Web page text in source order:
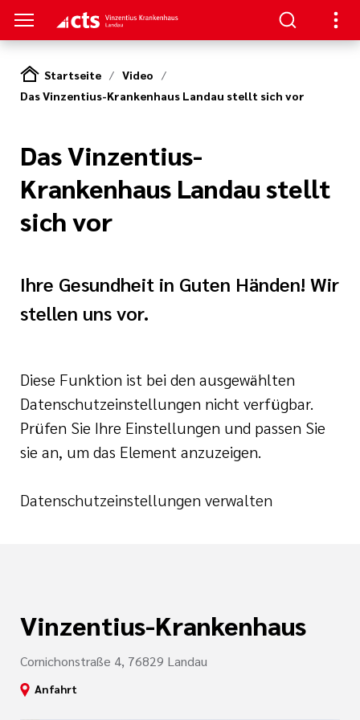
und
und
und Plastische
Geburtshilfe
I
II
in der
| OFFENE STELLEN
katholischen
der cts
Startseite
Video
Das Vinzentius-Krankenhaus Landau stellt sich vor
Das Vinzentius-
Krankenhaus Landau stellt
sich vor
Ihre Gesundheit in Guten Händen! Wir
stellen uns vor.
Diese Funktion ist bei den ausgewählten
Datenschutzeinstellungen nicht verfügbar.
Prüfen Sie Ihre Einstellungen und passen Sie
sie an, um das Element anzuzeigen.
Datenschutzeinstellungen verwalten
Vinzentius-Krankenhaus
Cornichonstraße 4, 76829 Landau
Anfahrt